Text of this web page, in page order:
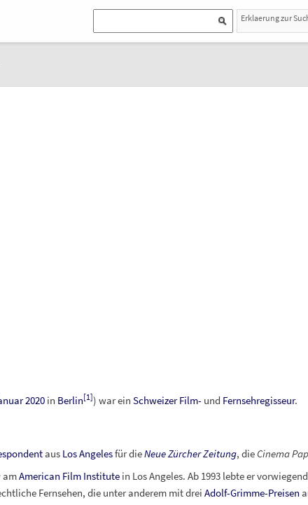
Erklaerung zur
2020in Berlin[1]) war ein Schweizer Film- und Fernsehregisseur.
aus Los Angelesfür dieNeue Zürcher Zeitung, die Cinema
amAmerican Film Institutein Los Angeles. Ab 1993 lebte er
Fernsehen, die unter anderem mit drei Adolf-Grimme-Preisen